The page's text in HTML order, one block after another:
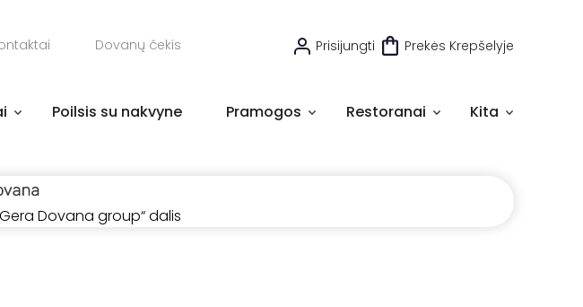
Dovanų čekis Prisijungti Prekės Krepšelyje
Poilsis su nakvyne Pramogos Restoranai Kita
Dovana group“ dalis